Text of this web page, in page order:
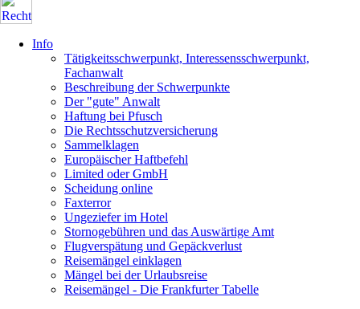
Info
Tätigkeitsschwerpunkt, Interessensschwerpunkt,
Fachanwalt
Beschreibung der Schwerpunkte
Der "gute" Anwalt
Haftung bei Pfusch
Die Rechtsschutzversicherung
Sammelklagen
Europäischer Haftbefehl
Limited oder GmbH
Scheidung online
Faxterror
Ungeziefer im Hotel
Stornogebühren und das Auswärtige Amt
Flugverspätung und Gepäckverlust
Reisemängel einklagen
Mängel bei der Urlaubsreise
Reisemängel - Die Frankfurter Tabelle